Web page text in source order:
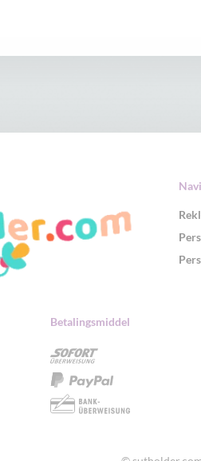
Betalingsmiddel